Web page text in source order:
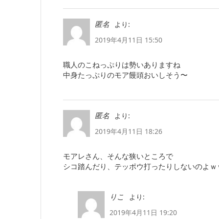
匿名
より:
2019年4月11日 15:50
職人のこねっぷりは勢いありますね
中身たっぷりのモア饅頭おいしそう〜
匿名
より:
2019年4月11日 18:26
モアレさん、そんな狭いところで
シコ踏んだり、テッポウ打ったりしないのよｗ
りこ
より:
2019年4月11日 19:20